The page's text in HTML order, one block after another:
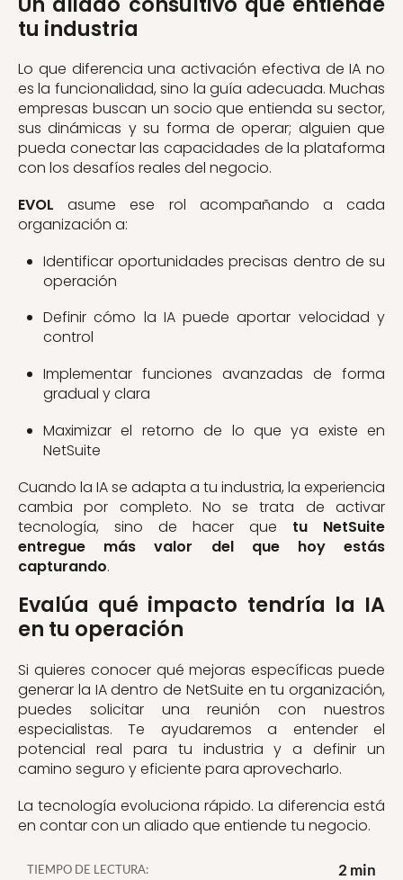
tu industria
Lo que diferencia una activación efectiva de IA no
es la funcionalidad, sino la guía adecuada. Muchas
empresas buscan un socio que entienda su sector,
sus dinámicas y su forma de operar; alguien que
pueda conectar las capacidades de la plataforma
con los desafíos reales del negocio.
EVOL asume ese rol acompañando a cada
organización a:
Identificar oportunidades precisas dentro de su
operación
Definir cómo la IA puede aportar velocidad y
control
Implementar funciones avanzadas de forma
gradual y clara
Maximizar el retorno de lo que ya existe en
NetSuite
Cuando la IA se adapta a tu industria, la experiencia
cambia por completo. No se trata de activar
tecnología, sino de hacer que tu NetSuite
entregue más valor del que hoy estás
capturando.
Evalúa qué impacto tendría la IA
en tu operación
Si quieres conocer qué mejoras específicas puede
generar la IA dentro de NetSuite en tu organización,
puedes solicitar una reunión con nuestros
especialistas. Te ayudaremos a entender el
potencial real para tu industria y a definir un
camino seguro y eficiente para aprovecharlo.
La tecnología evoluciona rápido. La diferencia está
en contar con un aliado que entiende tu negocio.
TIEMPO DE LECTURA: 2 min